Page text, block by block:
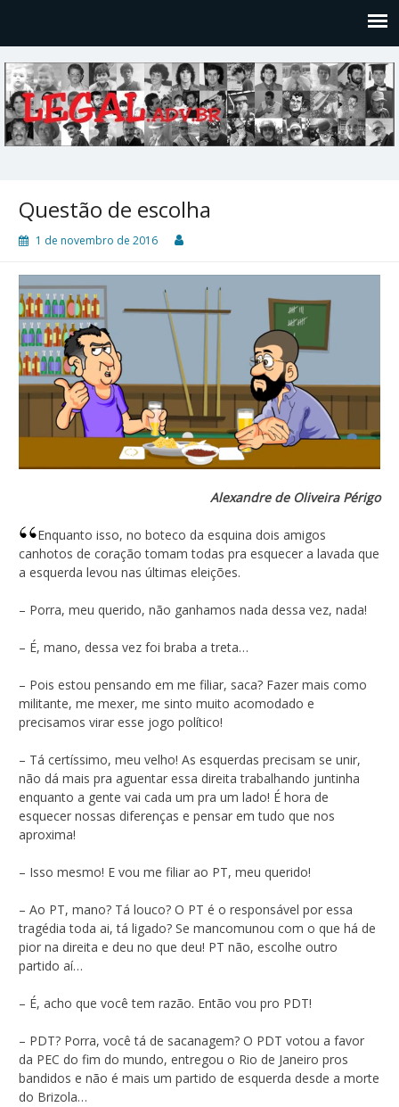
Questão de escolha
1 de novembro de 2016
Alexandre de Oliveira Périgo
Enquanto isso, no boteco da esquina dois amigos
canhotos de coração tomam todas pra esquecer a lavada que
a esquerda levou nas últimas eleições.
– Porra, meu querido, não ganhamos nada dessa vez, nada!
– É, mano, dessa vez foi braba a treta…
– Pois estou pensando em me filiar, saca? Fazer mais como
militante, me mexer, me sinto muito acomodado e
precisamos virar esse jogo político!
– Tá certíssimo, meu velho! As esquerdas precisam se unir,
não dá mais pra aguentar essa direita trabalhando juntinha
enquanto a gente vai cada um pra um lado! É hora de
esquecer nossas diferenças e pensar em tudo que nos
aproxima!
– Isso mesmo! E vou me filiar ao PT, meu querido!
– Ao PT, mano? Tá louco? O PT é o responsável por essa
tragédia toda ai, tá ligado? Se mancomunou com o que há de
pior na direita e deu no que deu! PT não, escolhe outro
partido aí…
– É, acho que você tem razão. Então vou pro PDT!
– PDT? Porra, você tá de sacanagem? O PDT votou a favor
da PEC do fim do mundo, entregou o Rio de Janeiro pros
bandidos e não é mais um partido de esquerda desde a morte
do Brizola…